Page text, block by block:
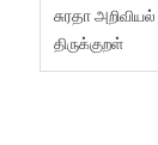
சுரதா
திருக்குறள்